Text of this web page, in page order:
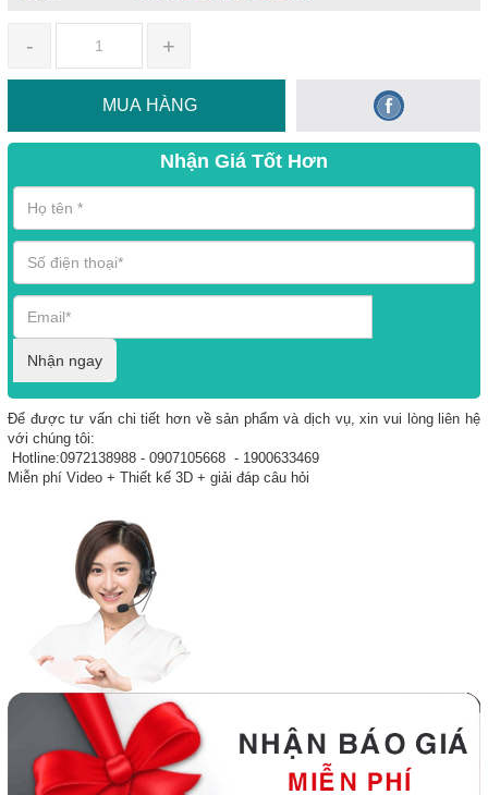
- +
MUA HÀNG
Nhận Giá Tốt Hơn
Nhận ngay
Để được tư vấn chi tiết hơn về sản phẩm và dịch vụ, xin vui lòng liên hệ
với chúng tôi:
Hotline:0972138988 - 0907105668 - 1900633469
Miễn phí Video + Thiết kế 3D + giải đáp câu hỏi